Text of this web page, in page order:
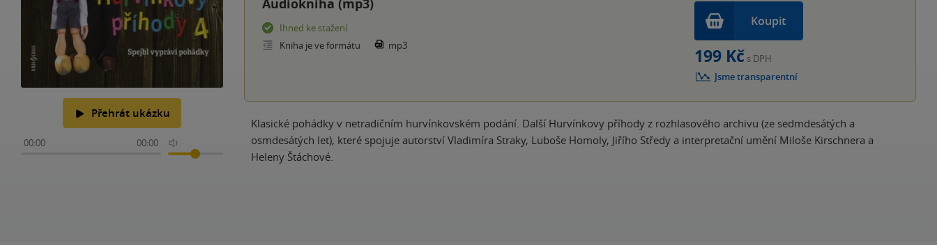
Přehrát ukázku
00:00 00:00
Audiokniha (mp3)
Ihned ke stažení
Kniha je ve formátu
mp3
Koupit
199 Kč s DPH
Jsme transparentní
Klasické pohádky v netradičním hurvínkovském podání. Další Hurvínkovy příhody z rozhlasového archivu (ze sedmdesátých a
osmdesátých let), které spojuje autorství Vladimíra Straky, Luboše Homoly, Jiřího Středy a interpretační umění Miloše Kirschnera a
Heleny Štáchové.